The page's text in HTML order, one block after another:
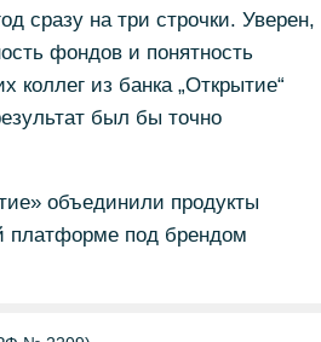
сразу на три строчки. Уверен,
фондов и понятность
коллег из банка „Открытие“
был бы точно
объединили продукты
платформе под брендом